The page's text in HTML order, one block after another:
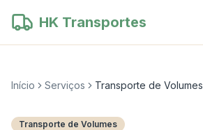
HK Transportes
Início Serviços Transporte de Volumes
Transporte de Volumes